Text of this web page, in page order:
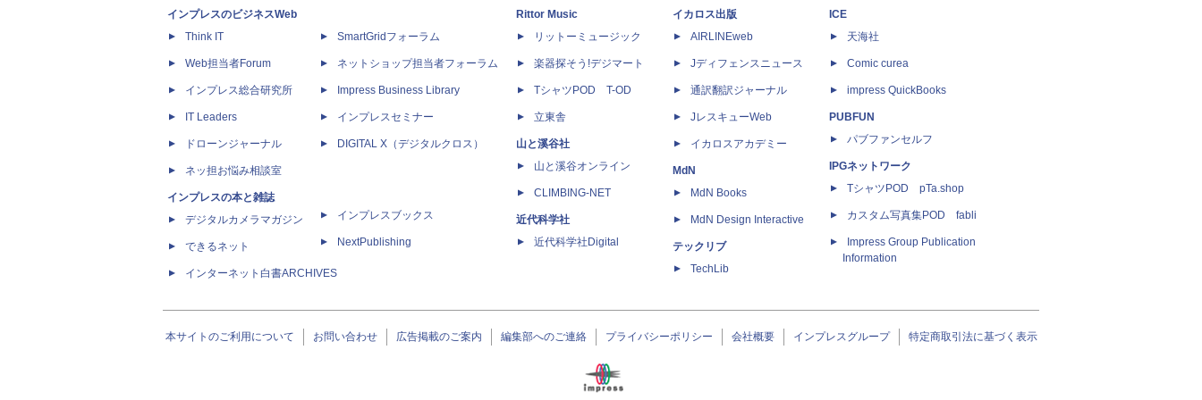
インプレスのビジネスWeb
Think IT
Web担当者Forum
インプレス総合研究所
IT Leaders
ドローンジャーナル
ネッ担お悩み相談室
インプレスの本と雑誌
デジタルカメラマガジン
できるネット
インターネット白書ARCHIVES
SmartGridフォーラム
ネットショップ担当者フォーラム
Impress Business Library
インプレスセミナー
DIGITAL X（デジタルクロス）
インプレスブックス
NextPublishing
Rittor Music
リットーミュージック
楽器探そう!デジマート
TシャツPOD T-OD
立東舎
山と溪谷社
山と溪谷オンライン
CLIMBING-NET
近代科学社
近代科学社Digital
イカロス出版
AIRLINEweb
Jディフェンスニュース
通訳翻訳ジャーナル
JレスキューWeb
イカロスアカデミー
MdN
MdN Books
MdN Design Interactive
テックリブ
TechLib
ICE
天海社
Comic curea
impress QuickBooks
PUBFUN
パブファンセルフ
IPGネットワーク
TシャツPOD pTa.shop
カスタム写真集POD fabli
Impress Group Publication
Information
本サイトのご利用について お問い合わせ 広告掲載のご案内 編集部へのご連絡 プライバシーポリシー 会社概要 インプレスグループ 特定商取引法に基づく表示